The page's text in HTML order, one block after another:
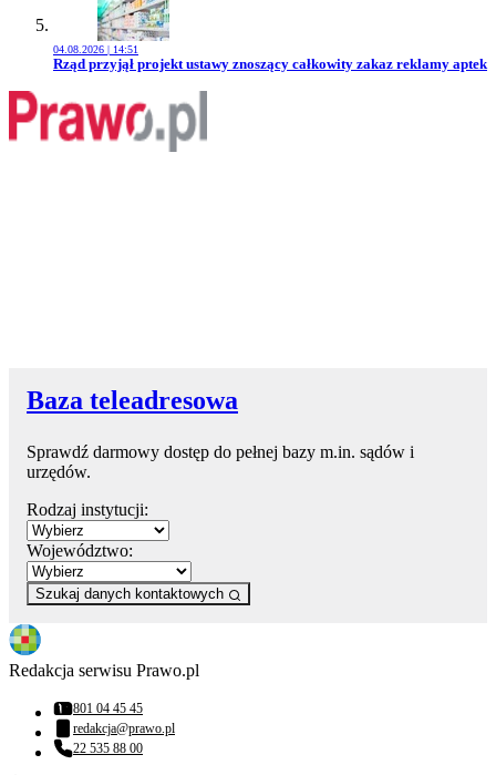
04.08.2026 | 14:51
Przejdź do artykułu:
Rząd przyjął projekt ustawy znoszący całkowity zakaz reklamy aptek
Baza teleadresowa
Sprawdź darmowy dostęp do pełnej bazy m.in. sądów i
urzędów.
Rodzaj instytucji:
Województwo:
Szukaj danych kontaktowych
Redakcja serwisu Prawo.pl
Numer telefonu:
801 04 45 45
Adres email:
redakcja@prawo.pl
Numer telefonu:
22 535 88 00